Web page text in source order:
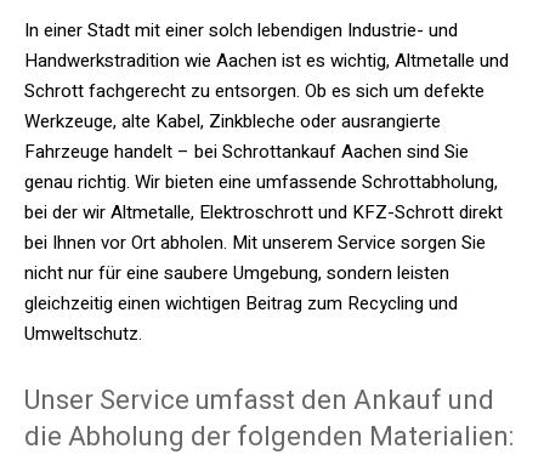
In einer Stadt mit einer solch lebendigen Industrie- und
Handwerkstradition wie Aachen ist es wichtig, Altmetalle und
Schrott fachgerecht zu entsorgen. Ob es sich um defekte
Werkzeuge, alte Kabel, Zinkbleche oder ausrangierte
Fahrzeuge handelt – bei Schrottankauf Aachen sind Sie
genau richtig. Wir bieten eine umfassende Schrottabholung,
bei der wir Altmetalle, Elektroschrott und KFZ-Schrott direkt
bei Ihnen vor Ort abholen. Mit unserem Service sorgen Sie
nicht nur für eine saubere Umgebung, sondern leisten
gleichzeitig einen wichtigen Beitrag zum Recycling und
Umweltschutz.
Unser Service umfasst den Ankauf und
die Abholung der folgenden Materialien: